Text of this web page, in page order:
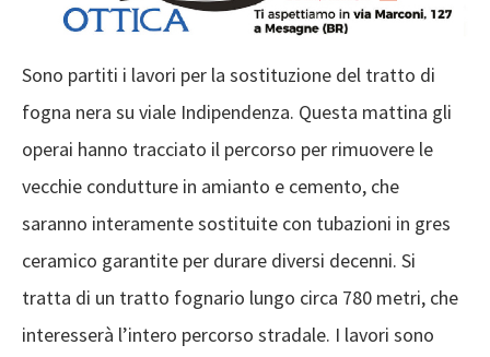
Sono partiti i lavori per la sostituzione del tratto di
fogna nera su viale Indipendenza. Questa mattina gli
operai hanno tracciato il percorso per rimuovere le
vecchie condutture in amianto e cemento, che
saranno interamente sostituite con tubazioni in gres
ceramico garantite per durare diversi decenni. Si
tratta di un tratto fognario lungo circa 780 metri, che
interesserà l’intero percorso stradale. I lavori sono